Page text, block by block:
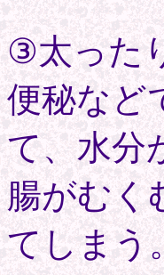
③太った
便秘など
て、水分
腸がむく
てしまう。